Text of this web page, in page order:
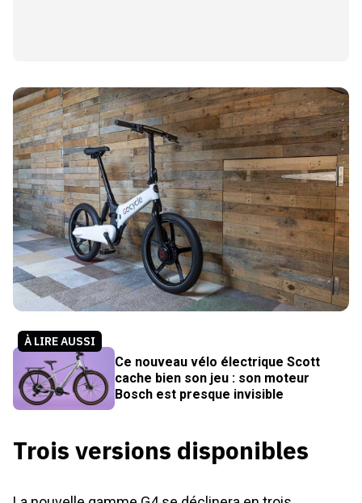
À LIRE AUSSI
Ce nouveau vélo électrique Scott
cache bien son jeu : son moteur
Bosch est presque invisible
Trois versions disponibles